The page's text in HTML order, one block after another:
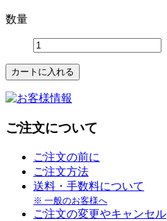
数量
ご注文について
ご注文の前に
ご注文方法
送料・手数料について
※ 一般のお客様へ
ご注文の変更やキャンセル